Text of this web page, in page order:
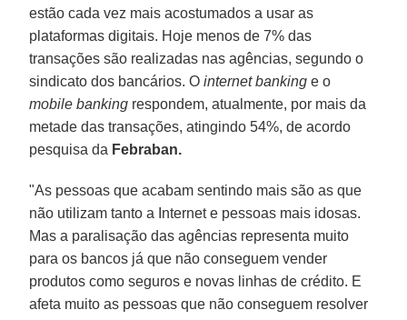
estão cada vez mais acostumados a usar as
plataformas digitais. Hoje menos de 7% das
transações são realizadas nas agências, segundo o
sindicato dos bancários. O internet banking e o
mobile banking respondem, atualmente, por mais da
metade das transações, atingindo 54%, de acordo
pesquisa da Febraban.
"As pessoas que acabam sentindo mais são as que
não utilizam tanto a Internet e pessoas mais idosas.
Mas a paralisação das agências representa muito
para os bancos já que não conseguem vender
produtos como seguros e novas linhas de crédito. E
afeta muito as pessoas que não conseguem resolver